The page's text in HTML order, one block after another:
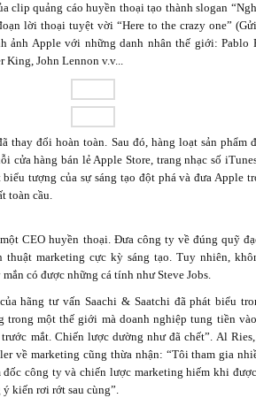
clip quảng cáo huyền thoại tạo thành slogan
lời thoại tuyệt vời “Here to the crazy one”
ảnh Apple với những danh nhân thế giới: Pablo
King, John Lennon v.v...
thay đổi hoàn toàn. Sau đó, hàng loạt sản phẩm
cửa hàng bán lẻ Apple Store, trang nhạc số
tượng của sự sáng tạo đột phá và đưa Apple
toàn cầu.
CEO huyền thoại. Đưa công ty về đúng quỹ
thuật marketing cực kỳ sáng tạo. Tuy nhiên,
có được những cá tính như Steve Jobs.
hãng tư vấn Saachi & Saatchi đã phát biểu
trong một thế giới mà doanh nghiệp tung tiền
mắt. Chiến lược dường như đã chết”. Al
về marketing cũng thừa nhận: “Tôi tham gia
đốc công ty và chiến lược marketing hiếm khi
kiến rơi rớt sau cùng”.